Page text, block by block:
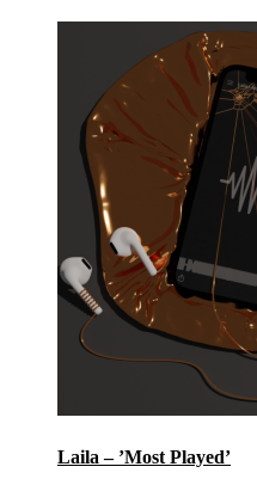
Laila – ’Most Played’